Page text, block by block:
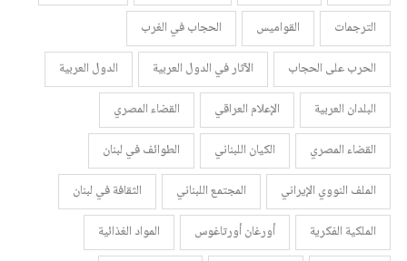
الترجمات
القواميس
الحجاب في الغرب
الحرب على الحجاب
الآثار في الدول العربية
الدول العربية
البلدان العربية
الإعلام العراقي
القضاء المصري
القضاء المصري
الكيان اللبناني
الطوائف في لبنان
الملف النووي الإيراني
المجتمع اللبناني
الثقافة في لبنان
الملكية الفكرية
أورغان أورتاغوس
المواد الغذائية